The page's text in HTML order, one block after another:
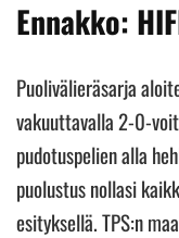
Ennakko:
Puolivälieräsarja
vakuuttavalla 2-0-
pudotuspelien alla
puolustus nollasi
esityksellä. TPS:n